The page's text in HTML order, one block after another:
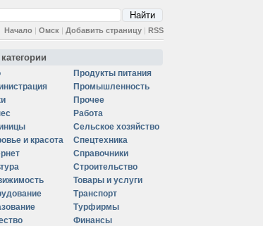
Начало | Омск | Добавить страницу | RSS
и красота
Продукты питания
Промышленность
Прочее
Работа
Сельское хозяйство
Спецтехника
Справочники
Строительство
Товары и услуги
Транспорт
Турфирмы
Финансы